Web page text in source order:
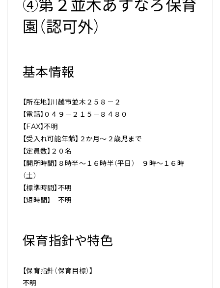
④第２並木あすなろ保育
園（認可外）
基本情報
【所在地】川越市並木２５８－２
【電話】０４９－２１５－８４８０
【FAX】不明
【受入れ可能年齢】２か月～２歳児まで
【定員数】２０名
【開所時間】８時半～１６時半（平日） ９時～１６時
（土）
【標準時間】不明
【短時間】 不明
保育指針や特色
【保育指針（保育目標）】
不明